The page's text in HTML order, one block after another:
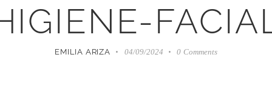
EMILIA ARIZA 04/09/2024 0 Comments